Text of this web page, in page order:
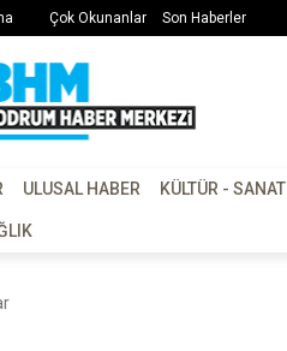
Çok Okunanlar Son Haberler
ULUSAL HABER KÜLTÜR - SANAT